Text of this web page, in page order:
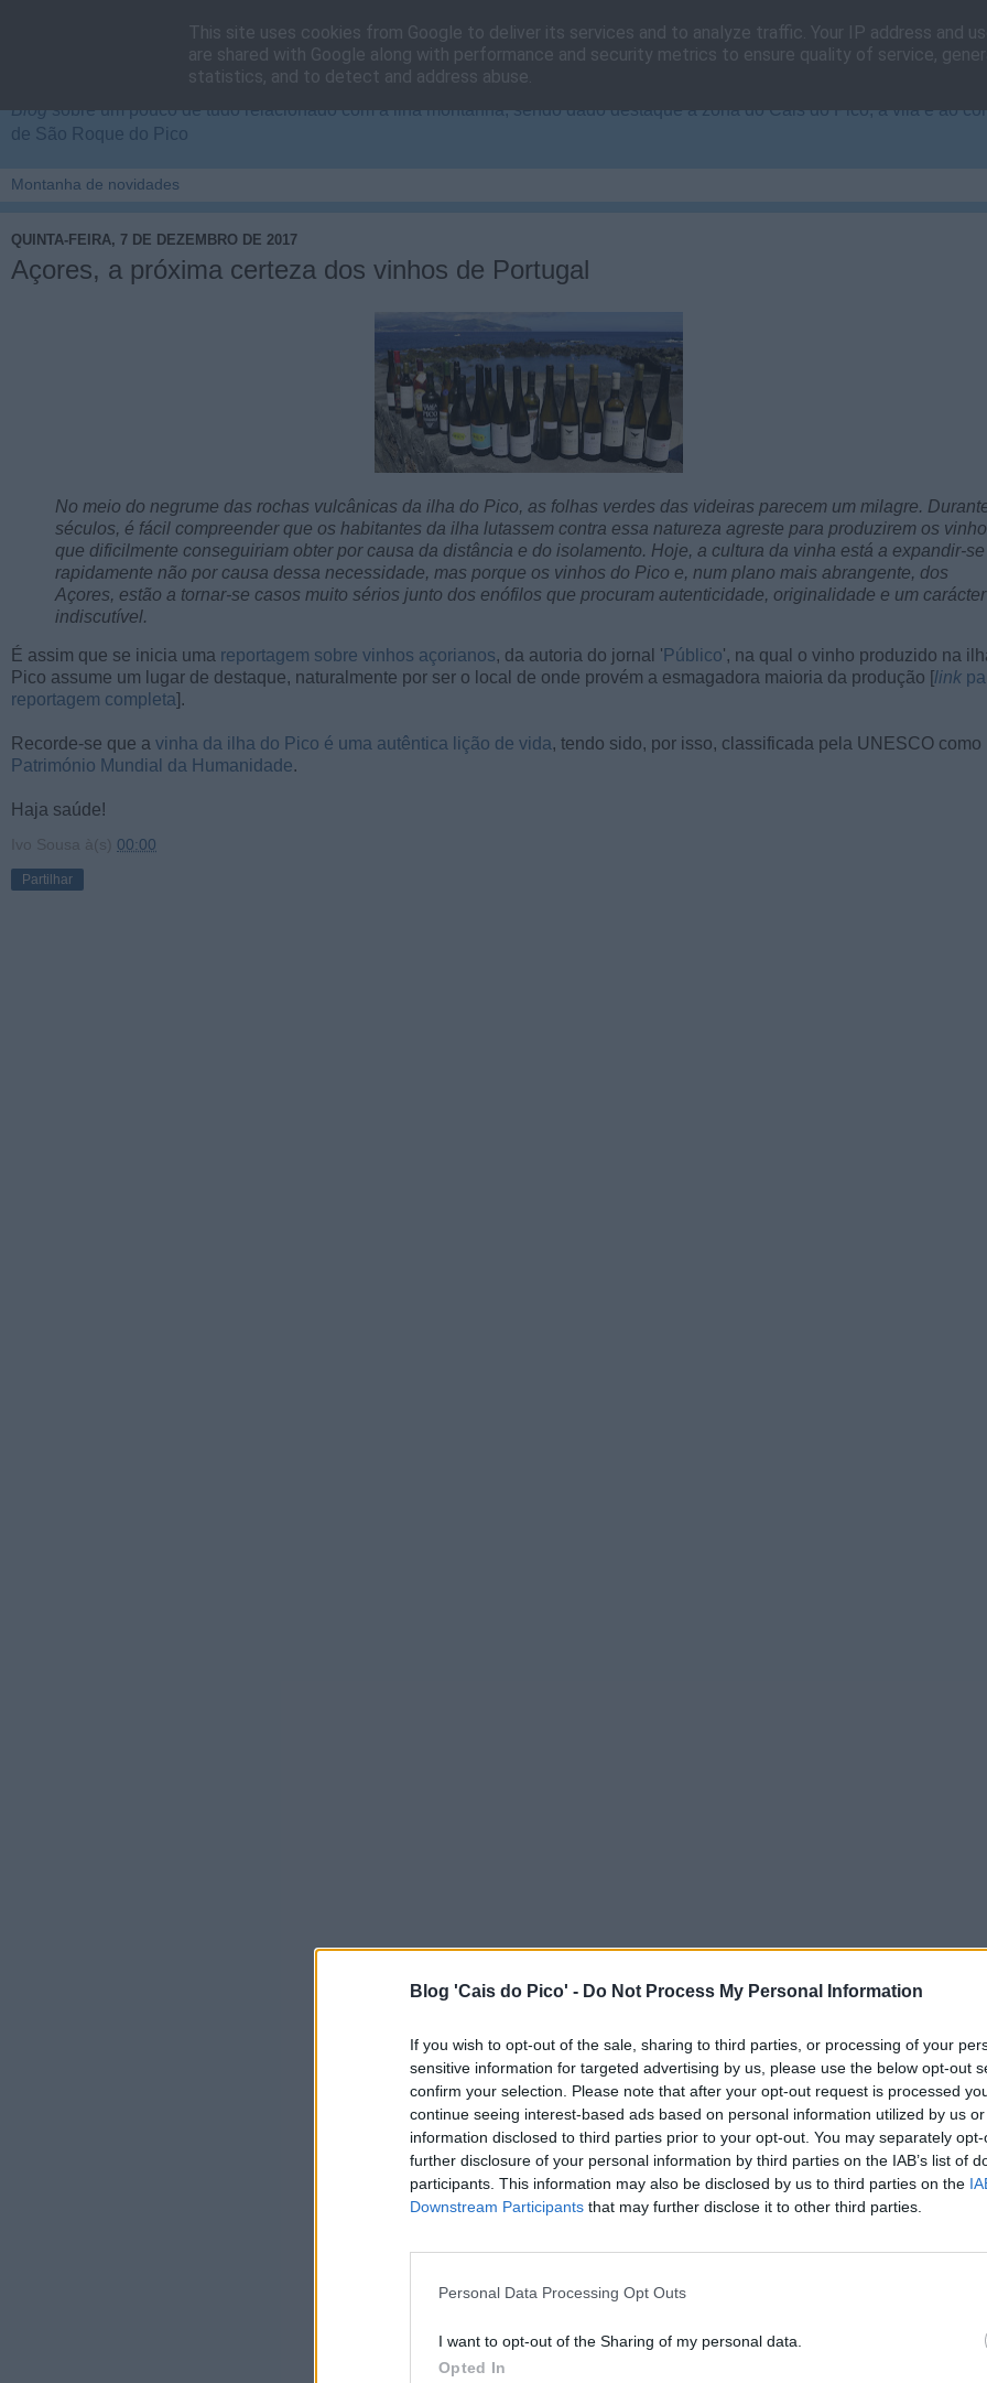
Blog 'Cais do Pico' - Do Not Process My Personal Information
If you wish to opt-out of the sale, sharing to third parties, or processing of your
sensitive information for targeted advertising by us, please use the below opt-out
confirm your selection. Please note that after your opt-out request is processed
continue seeing interest-based ads based on personal information utilized by us
information disclosed to third parties prior to your opt-out. You may separately
further disclosure of your personal information by third parties on the IAB’s list of
participants. This information may also be disclosed by us to third parties on the
Downstream Participants that may further disclose it to other third parties.
Personal Data Processing Opt Outs
I want to opt-out of the Sharing of my personal data.
Opted In
Cais do Pico
Blogsobre um pouco de tudo relacionado com a ilha montanha, sendo dado destaque à zona do Cais do Pico, à vila e ao
de São Roque do Pico
QUINTA-FEIRA, 7 DE DEZEMBRO DE 2017
Açores, a próxima certeza dos vinhos de Portugal
No meio do negrume das rochas vulcânicas da ilha do Pico, as folhas verdes das videiras parecem um milagre.
séculos, é fácil compreender que os habitantes da ilha lutassem contra essa natureza agreste para produzirem os
que dificilmente conseguiriam obter por causa da distância e do isolamento. Hoje, a cultura da vinha está a expandir-se
rapidamente não por causa dessa necessidade, mas porque os vinhos do Pico e, num plano mais abrangente, dos
Açores, estão a tornar-se casos muito sérios junto dos enófilos que procuram autenticidade, originalidade e um carácter
indiscutível.
É assim que se inicia uma reportagem sobre vinhos açorianos, da autoria do jornal ' Público', na qual o vinho produzido na
Pico assume um lugar de destaque, naturalmente por ser o local de onde provém a esmagadora maioria da produção [link
reportagem completa].
Recorde-se que a vinha da ilha do Pico é uma autêntica lição de vida, tendo sido, por isso, classificada pela UNESCO como
Património Mundial da Humanidade.
Haja saúde!
Ivo Sousa à(s) 00:00
Partilhar
This site uses cookies from Google to deliver its services and to analyze traffic. Your IP address and
are shared with Google along with performance and security metrics to ensure quality of service,
statistics, and to detect and address abuse.